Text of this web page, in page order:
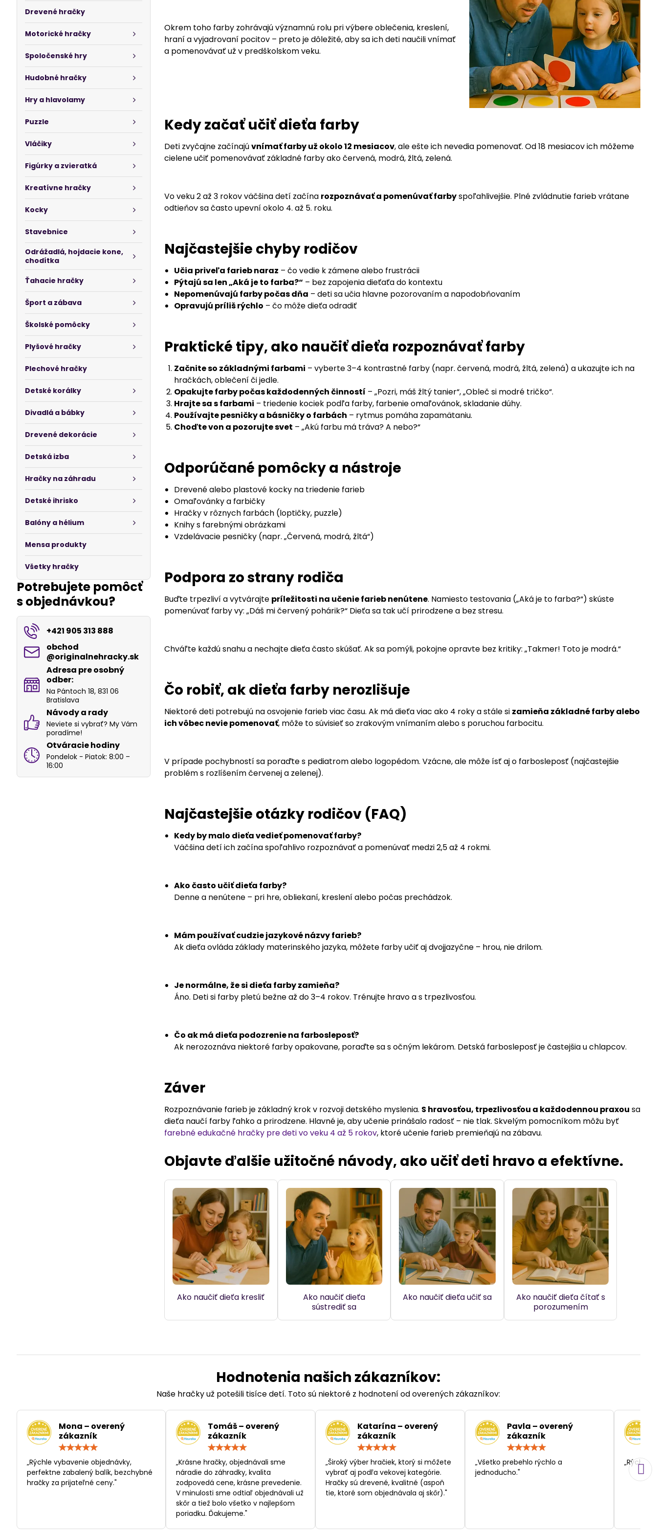
Okrem toho farby zohrávajú významnú rolu pri výbere oblečenia, kreslení,
hraní a vyjadrovaní pocitov – preto je dôležité, aby sa ich deti naučili vnímať
a pomenovávať už v predškolskom veku.
Kedy začať učiť dieťa farby
Deti zvyčajne začínajúvnímať farby už okolo 12 mesiacov, ale ešte ich nevedia pomenovať. Od 18 mesiacov ich môžeme
cielene učiť pomenovávať základné farby ako červená, modrá, žltá, zelená.
Vo veku 2 až 3 rokov väčšina detí začína rozpoznávať a pomenúvať farbyspoľahlivejšie. Plné zvládnutie farieb vrátane
odtieňov sa často upevní okolo 4. až 5. roku.
Najčastejšie chyby rodičov
Učia priveľa farieb naraz – čo vedie k zámene alebo frustrácii
Pýtajú sa len „Aká je to farba?“ – bez zapojenia dieťaťa do kontextu
Nepomenúvajú farby počas dňa – deti sa učia hlavne pozorovaním a napodobňovaním
Opravujú príliš rýchlo – čo môže dieťa odradiť
Praktické tipy, ako naučiť dieťa rozpoznávať farby
Začnite so základnými farbami – vyberte 3–4 kontrastné farby (napr. červená, modrá, žltá, zelená) a ukazujte ich na
hračkách, oblečení či jedle.
Opakujte farby počas každodenných činností – „Pozri, máš žltý tanier“, „Obleč si modré tričko“.
Hrajte sa s farbami – triedenie kociek podľa farby, farbenie omaľovánok, skladanie dúhy.
Používajte pesničky a básničky o farbách – rytmus pomáha zapamätaniu.
Choďte von a pozorujte svet – „Akú farbu má tráva? A nebo?“
Odporúčané pomôcky a nástroje
Drevené alebo plastové kocky na triedenie farieb
Omaľovánky a farbičky
Hračky v rôznych farbách (loptičky, puzzle)
Knihy s farebnými obrázkami
Vzdelávacie pesničky (napr. „Červená, modrá, žltá“)
Podpora zo strany rodiča
Buďte trpezliví a vytvárajte príležitosti na učenie farieb nenútene. Namiesto testovania („Aká je to farba?“) skúste
pomenúvať farby vy: „Dáš mi červený pohárik?“ Dieťa sa tak učí prirodzene a bez stresu.
Chváľte každú snahu a nechajte dieťa často skúšať. Ak sa pomýli, pokojne opravte bez kritiky: „Takmer! Toto je modrá.“
Čo robiť, ak dieťa farby nerozlišuje
Niektoré deti potrebujú na osvojenie farieb viac času. Ak má dieťa viac ako 4 roky a stále si zamieňa základné farby alebo
ich vôbec nevie pomenovať, môže to súvisieť so zrakovým vnímaním alebo s poruchou farbocitu.
V prípade pochybností sa poraďte s pediatrom alebo logopédom. Vzácne, ale môže ísť aj o farbosleposť (najčastejšie
problém s rozlíšením červenej a zelenej).
Najčastejšie otázky rodičov (FAQ)
Kedy by malo dieťa vedieť pomenovať farby?
Väčšina detí ich začína spoľahlivo rozpoznávať a pomenúvať medzi 2,5 až 4 rokmi.
Ako často učiť dieťa farby?
Denne a nenútene – pri hre, obliekaní, kreslení alebo počas prechádzok.
Mám používať cudzie jazykové názvy farieb?
Ak dieťa ovláda základy materinského jazyka, môžete farby učiť aj dvojjazyčne – hrou, nie drilom.
Je normálne, že si dieťa farby zamieňa?
Áno. Deti si farby pletú bežne až do 3–4 rokov. Trénujte hravo a s trpezlivosťou.
Čo ak má dieťa podozrenie na farbosleposť?
Ak nerozoznáva niektoré farby opakovane, poraďte sa s očným lekárom. Detská farbosleposť je častejšia u chlapcov.
Záver
Rozpoznávanie farieb je základný krok v rozvoji detského myslenia. S hravosťou, trpezlivosťou a každodennou praxou sa
dieťa naučí farby ľahko a prirodzene. Hlavné je, aby učenie prinášalo radosť – nie tlak. Skvelým pomocníkom môžu byť
farebné edukačné hračky pre deti vo veku 4 až 5 rokov, ktoré učenie farieb premieňajú na zábavu.
Objavte ďalšie užitočné návody, ako učiť deti hravo a efektívne.
Ako naučiť dieťa kresliť
Ako naučiť dieťa
sústrediť sa
Ako naučiť dieťa učiť sa
Ako naučiť dieťa čítať s
porozumením
Drevené hračky
Motorické hračky
Spoločenské hry
Hudobné hračky
Hry a hlavolamy
Puzzle
Vláčiky
Figúrky a zvieratká
Kreatívne hračky
Kocky
Stavebnice
Odrážadlá, hojdacie kone,
chodítka
Ťahacie hračky
Šport a zábava
Školské pomôcky
Plyšové hračky
Plechové hračky
Detské korálky
Divadlá a bábky
Drevené dekorácie
Detská izba
Hračky na záhradu
Detské ihrisko
Balóny a hélium
Mensa produkty
Všetky hračky
Potrebujete pomôcť
s objednávkou?
+421 905 313 888
obchod​
@originalnehracky​.sk
Adresa pre osobný
odber:
Na Pántoch 18, 831 06
Bratislava
Návody a rady
Neviete si vybrať? My Vám
poradíme!
Otváracie hodiny
Pondelok - Piatok: 8:00 –
16:00
Hodnotenia našich zákazníkov:
Naše hračky už potešili tisíce detí. Toto sú niektoré z hodnotení od overených zákazníkov:
Mona – overený
zákazník
/
5
„Rýchle vybavenie objednávky,
perfektne zabalený balík, bezchybné
hračky za prijateľné ceny."
Tomáš – overený
zákazník
/
„Krásne hračky, objednávali sme
náradie do záhradky, kvalita
zodpovedá cene, krásne prevedenie.
V minulosti sme odtiaľ objednávali už
skôr a tiež bolo všetko v najlepšom
poriadku. Ďakujeme."
Katarína – overený
zákazník
/
5
„Široký výber hračiek, ktorý si môžete
vybrať aj podľa vekovej kategórie.
Hračky sú drevené, kvalitné (aspoň
tie, ktoré som objednávala aj skôr)."
Pavla – overený
zákazník
„Všetko prebehlo rýchlo a
jednoducho."